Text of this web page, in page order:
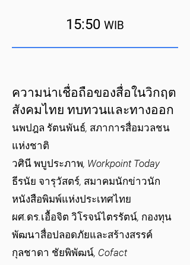
15:50 WIB
ความน่าเชื่อถือของสื่อในวิกฤต
สังคมไทย ทบทวนและทางออก
นพปฎล รัตนพันธ์, สภาการสื่อมวลชน
แห่งชาติ
วศินี พบูประภาพ, Workpoint Today
ธีรนัย จารุวัสตร์, สมาคมนักข่าวนัก
หนังสือพิมพ์แห่งประเทศไทย
ผศ.ดร.เอื้อจิต วิโรจน์ไตรรัตน์, กองทุน
พัฒนาสื่อปลอดภัยและสร้างสรรค์
กุลชาดา ชัยพิพัฒน์, Cofact